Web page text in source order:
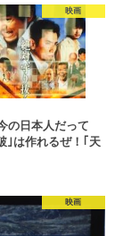
映画
の日本人だって
｣は作れるぜ！｢天
映画